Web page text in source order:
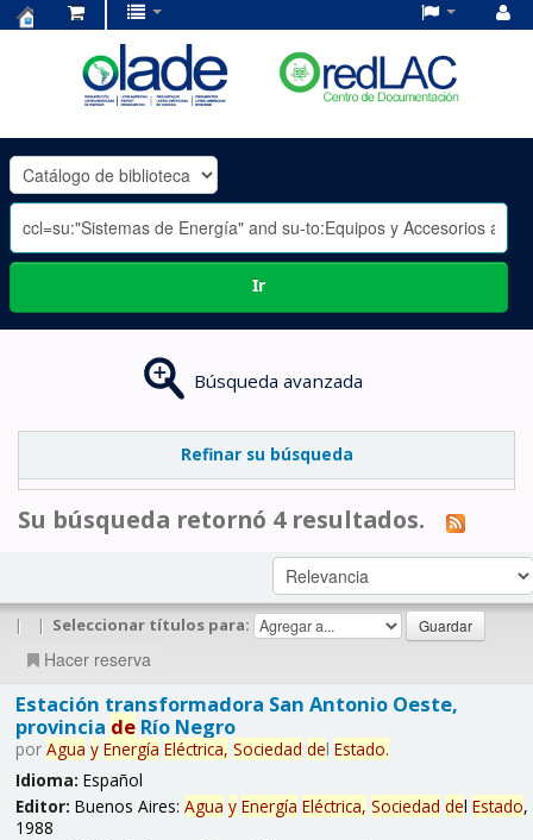
OLADE
-
Ir
Búsqueda avanzada
Refinar su búsqueda
Su búsqueda retornó 4 resultados.
| | Seleccionar títulos para:
Hacer reserva
Estación transformadora San Antonio Oeste,
provincia deRío Negro
por Agua y Energía Eléctrica, Sociedad del Estado.
Idioma: Español
Editor: Buenos Aires: Agua y Energía Eléctrica, Sociedad del Estado,
1988